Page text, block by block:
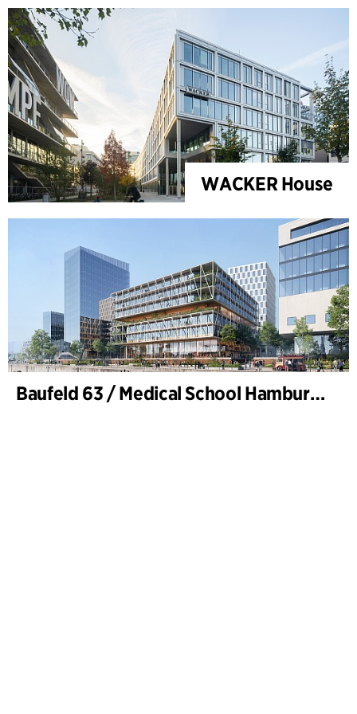
WACKER House
Baufeld 63 / Medical School Hamburg, Hafencity